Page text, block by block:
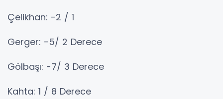
Çelikhan: -2 / 1
Gerger: -5/ 2 Derece
Gölbaşı: -7/ 3 Derece
Kahta: 1 / 8 Derece